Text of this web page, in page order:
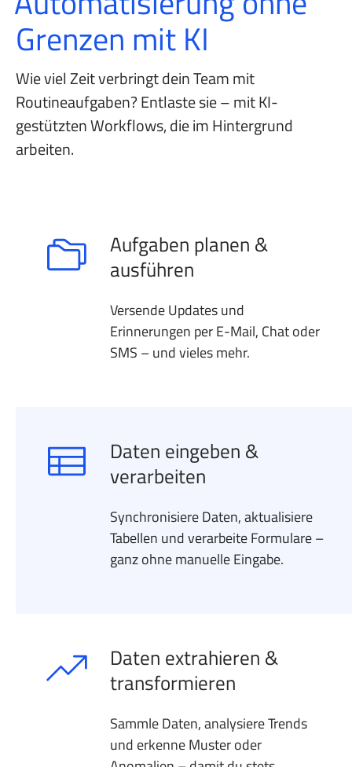
Grenzen mit KI
Wie viel Zeit verbringt dein Team mit
Routineaufgaben?Entlaste sie – mit KI-
gestützten Workflows, die im Hintergrund
arbeiten.
Aufgaben planen &
ausführen
Versende Updates und
Erinnerungen per E-Mail, Chat oder
SMS – und vieles mehr.
Daten eingeben &
verarbeiten
Synchronisiere Daten, aktualisiere
Tabellen und verarbeite Formulare –
ganz ohne manuelle Eingabe.
Daten extrahieren &
transformieren
Sammle Daten, analysiere Trends
und erkenne Muster oder